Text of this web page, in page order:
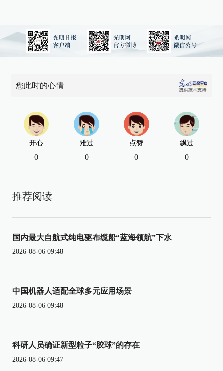
您此时的心情
开心
0
难过
0
点赞
0
飘过
0
推荐阅读
国内最大自航式纯电驱布缆船“蓝海领航”下水
2026-08-06 09:48
中国机器人适配全球多元应用场景
2026-08-06 09:48
科研人员确证新型粒子“胶球”的存在
2026-08-06 09:47